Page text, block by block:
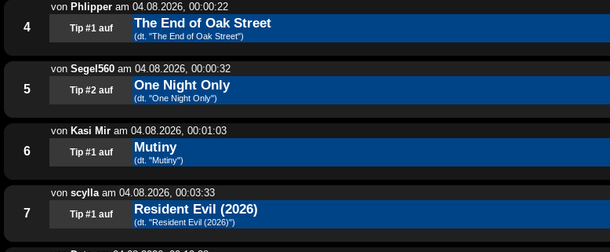
4
von Phlipper am 04.08.2026, 00:00:22
Tip #1 auf The End of Oak Street
(dt. "The End of Oak Street")
5
von Segel560 am 04.08.2026, 00:00:32
Tip #2 auf One Night Only
(dt. "One Night Only")
6
von Kasi Mir am 04.08.2026, 00:01:03
Tip #1 auf Mutiny
(dt. "Mutiny")
7
von scyllaam 04.08.2026, 00:03:33
Tip #1 auf Resident Evil (2026)
(dt. "Resident Evil (2026)")